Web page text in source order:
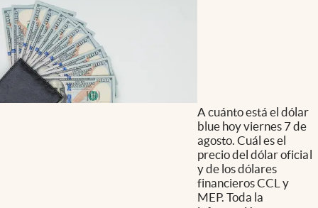
A cuánto está el dólar
blue hoy viernes 7 de
agosto. Cuál es el
precio del dólar oficial
y de los dólares
financieros CCL y
MEP. Toda la